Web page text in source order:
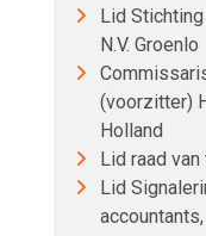
Lid
N.V. Groenlo
(voorzitter)
Holland
Lid raad
Lid